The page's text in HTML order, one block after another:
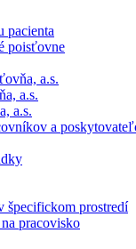
pacienta
poisťovne
a.s.
a.s.
a.s.
a
špecifickom prostredí
pracovisko